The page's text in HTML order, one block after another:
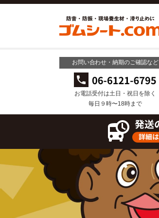
お問い合わせ・納期のご確認など
お電話受付は土日・祝日を除く
毎日９時〜18時まで